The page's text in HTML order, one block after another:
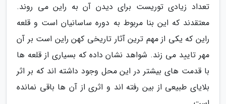
تعداد زیادی توریست برای دیدن آن به راین می روند.
معتقدند که این بنا مربوط به دوره ساسانیان است و قلعه
راین که یکی از مهم ترین آثار تاریخی کهن راین است بر آن
مهر تایید می زند. شواهد نشان داده که بسیاری از قلعه ها
با قدمت های بیشتر در این محل وجود داشته اند که بر اثر
بلایای طبیعی از بین رفته اند و اثری از آن ها باقی نمانده